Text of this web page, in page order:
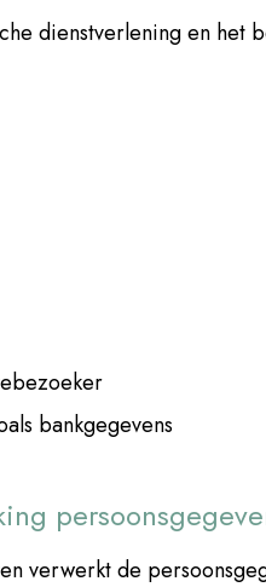
dienstverlening en het
bankgegevens
verwerkt de